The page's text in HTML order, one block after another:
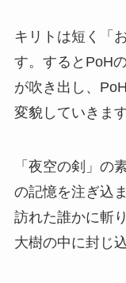
キリトは短く「
す。するとPoH
が吹き出し、
変貌していきます
「夜空の剣」の
の記憶を注ぎ込
訪れた誰かに斬
大樹の中に封じ